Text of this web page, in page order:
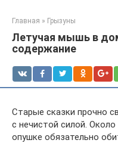
Главная » Грызуны
Летучая мышь в
содержание
Старые сказки прочно
с нечистой силой.
опушке обязательно